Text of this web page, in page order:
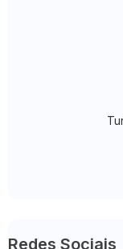
Redes Sociais